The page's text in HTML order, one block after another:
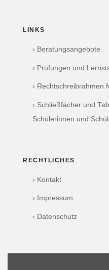
LINKS
› Beratungsangebote
› Prüfungen und
› Rechtschreibrahmen
› Schließfächer und
Schülerinnen und
RECHTLICHES
› Kontakt
› Impressum
› Datenschutz